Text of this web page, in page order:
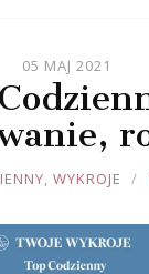
05 MAJ 2021
, WYKROJE